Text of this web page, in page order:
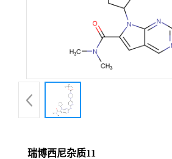
书
瑞博西尼杂质11